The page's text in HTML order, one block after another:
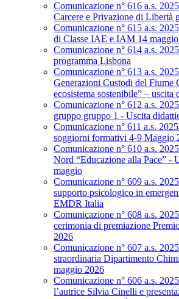
Comunicazione n° 616 a.s.
Carcere e Privazione di Libertà
Comunicazione n° 615 a.s.
di Classe IAE e IAM 14
Comunicazione n° 614 a.s.
programma Lisbona
Comunicazione n° 613 a.s.
Generazioni Custodi del Fiume
ecosistema sostenibile” – uscita
Comunicazione n° 612 a.s.
gruppo gruppo 1 - Uscita
Comunicazione n° 611 a.s.
soggiorni formativi 4-9 Maggio
Comunicazione n° 610 a.s.
Nord “Educazione alla Pace” -
maggio
Comunicazione n° 609 a.s.
supporto psicologico in
EMDR Italia
Comunicazione n° 608 a.s.
cerimonia di premiazione
2026
Comunicazione n° 607 a.s.
straordinaria Dipartimento
maggio 2026
Comunicazione n° 606 a.s.
l’autrice Silvia Cinelli e